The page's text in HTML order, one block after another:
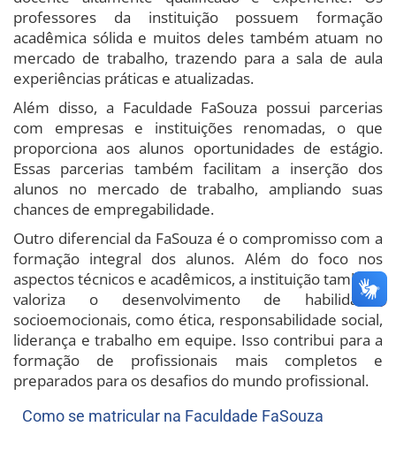
professores da instituição possuem formação
acadêmica sólida e muitos deles também atuam no
mercado de trabalho, trazendo para a sala de aula
experiências práticas e atualizadas.
Além disso, a Faculdade FaSouza possui parcerias
com empresas e instituições renomadas, o que
proporciona aos alunos oportunidades de estágio.
Essas parcerias também facilitam a inserção dos
alunos no mercado de trabalho, ampliando suas
chances de empregabilidade.
Outro diferencial da FaSouza é o compromisso com a
formação integral dos alunos. Além do foco nos
aspectos técnicos e acadêmicos, a instituição também
valoriza o desenvolvimento de habilidades
socioemocionais, como ética, responsabilidade social,
liderança e trabalho em equipe. Isso contribui para a
formação de profissionais mais completos e
preparados para os desafios do mundo profissional.
Como se matricular na Faculdade FaSouza